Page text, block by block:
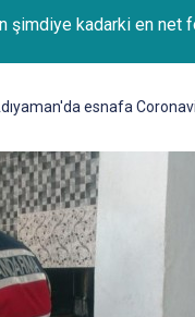
(Bağcağê) Köyünden
esnafa